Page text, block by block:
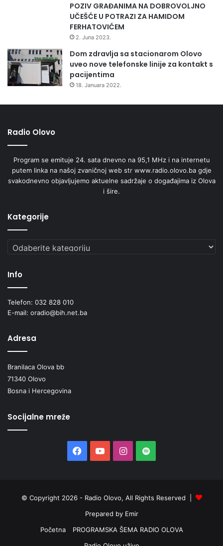
POZIV GRAĐANIMA NA DOBROVOLJNO
UČEŠĆE U POTRAZI ZA HAMIDOM
FERHATOVIĆEM
2. Juna 2023.
Dom zdravlja sa stacionarom Olovo
uveo nove telefonske linije za kontakt s
pacijentima
18. Januara 2022.
Radio Olovo
Program se emituje 24. sata dnevno na 95,1 MHz i na internetu
putem linka na našoj zvaničnoj web str www.radio.olovo.ba gdje
svakodnevno objavljujemo aktuelne sadržaje o događajima iz Olova
i šire.
Kategorije
Kategorije
Info
Telefon: 032 828 010
E-mail: oradio@bih.net.ba
Adresa
Branilaca Olova bb
71340 Olovo
Bosna i Hercegovina
Socijalne mreže
Facebook
YouTubeInstagram
Spotify
© Copyright 2026 - Radio Olovo, All Rights Reserved |
Prepared by Emir
Početna
PROGRAMSKA ŠEMA RADIO OLOVA